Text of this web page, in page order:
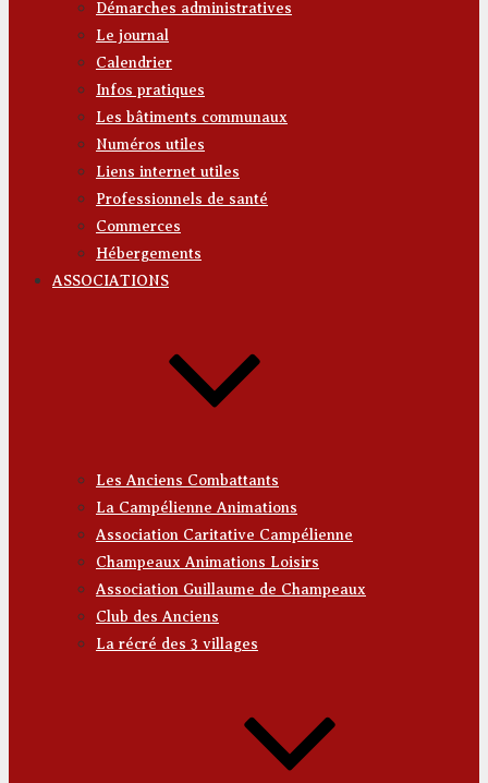
Démarches administratives
Le journal
Calendrier
Infos pratiques
Les bâtiments communaux
Numéros utiles
Liens internet utiles
Professionnels de santé
Commerces
Hébergements
ASSOCIATIONS
Les Anciens Combattants
La Campélienne Animations
Association Caritative Campélienne
Champeaux Animations Loisirs
Association Guillaume de Champeaux
Club des Anciens
La récré des 3 villages